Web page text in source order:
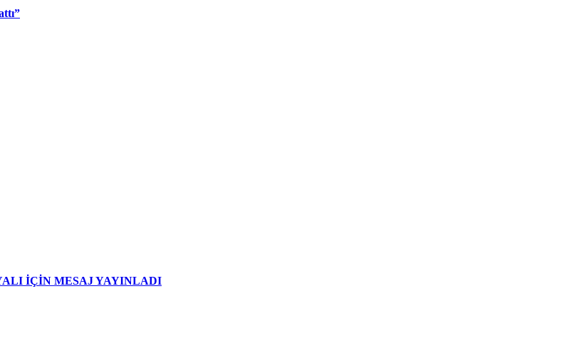
İÇİN MESAJ YAYINLADI